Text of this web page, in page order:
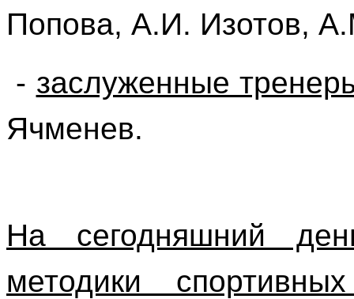
Попова, А.И. Изотов,
- заслуженные
Ячменев.
На сегодняшний
методики